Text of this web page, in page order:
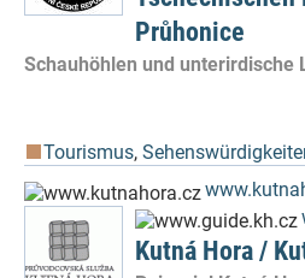
Průhonice
Schauhöhlen und unterirdische
Tourismus,
Kutná Hora /